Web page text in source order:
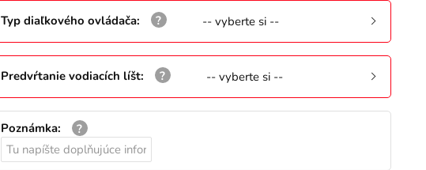
Typ diaľkového ovládača: -- vyberte si --
Predvŕtanie vodiacích líšt: -- vyberte si --
Poznámka: